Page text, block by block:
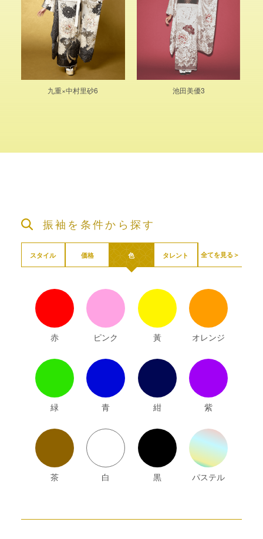
九重×中村里砂6 池田美優3
振袖を条件から探す
スタイル 価格 色 タレント 全てを見る＞
赤 ピンク 黃 オレンジ
緑 青 紺 紫
茶 白 黒 パステル